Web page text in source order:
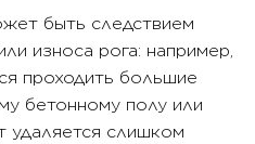
быть следствием
износа рога: например,
проходить большие
бетонному полу или
удаляется слишком